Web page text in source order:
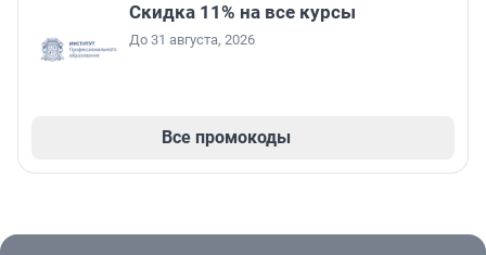
Скидка 11% на все курсы
До 31 августа, 2026
Все промокоды